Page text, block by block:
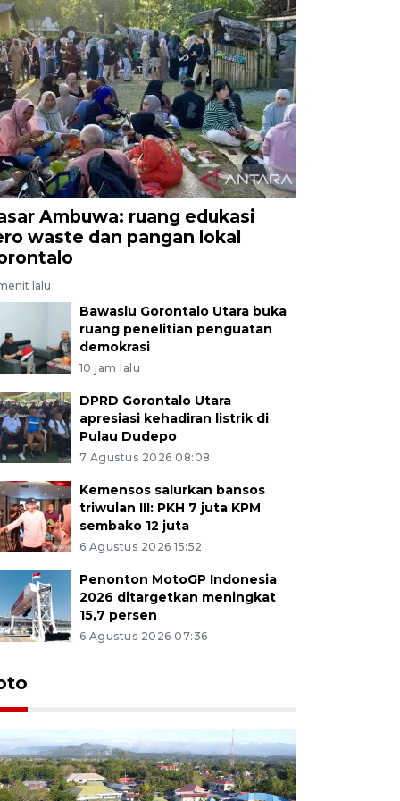
Ambuwa: ruang edukasi
waste dan pangan lokal
lalu
Bawaslu Gorontalo Utara buka
ruang penelitian penguatan
demokrasi
10 jam lalu
DPRD Gorontalo Utara
apresiasi kehadiran listrik di
Pulau Dudepo
7 Agustus 2026 08:08
Kemensos salurkan bansos
triwulan III: PKH 7 juta KPM
sembako 12 juta
6 Agustus 2026 15:52
Penonton MotoGP Indonesia
2026 ditargetkan meningkat
15,7 persen
6 Agustus 2026 07:36